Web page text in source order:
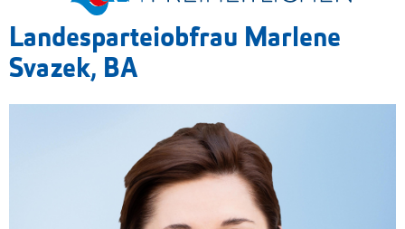
Landesparteiobfrau Marlene
Svazek, BA